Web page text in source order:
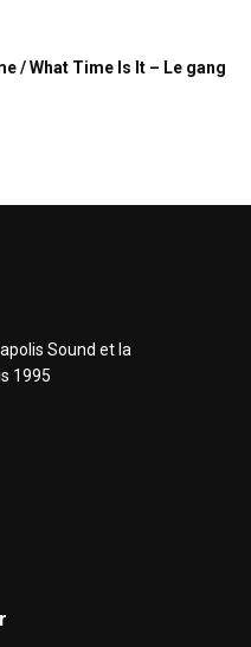
/ What Time Is It – Le gang
Sound et la
1995